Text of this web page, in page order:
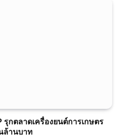
กตลาดเครื่องยนต์การเกษตร
ล้านบาท